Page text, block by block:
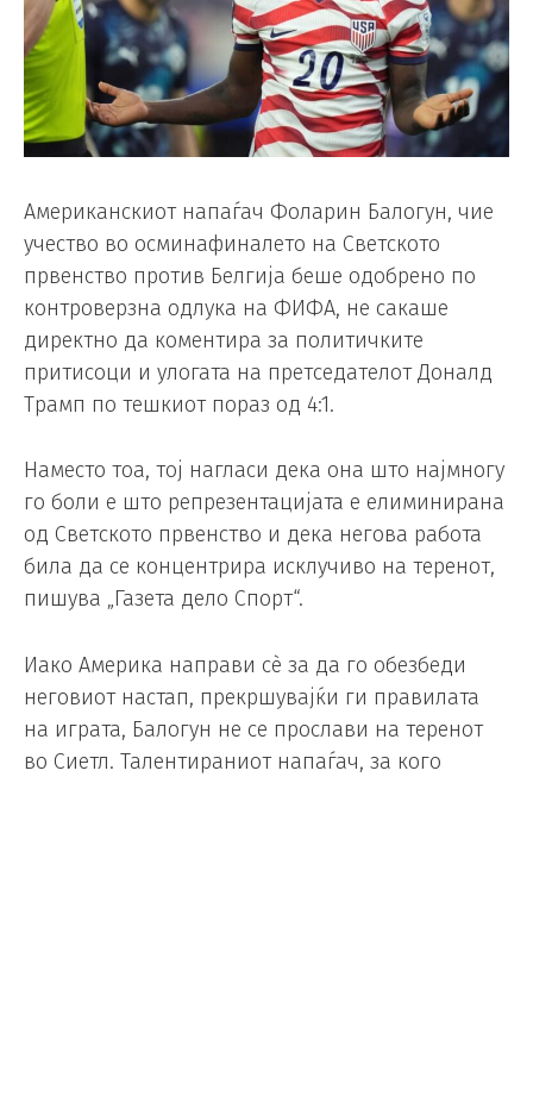
Американскиот напаѓач Фоларин Балогун, чие
учество во осминафиналето на Светското
првенство против Белгија беше одобрено по
контроверзна одлука на ФИФА, не сакаше
директно да коментира за политичките
притисоци и улогата на претседателот Доналд
Трамп по тешкиот пораз од 4:1.
Наместо тоа, тој нагласи дека она што најмногу
го боли е што репрезентацијата е елиминирана
од Светското првенство и дека негова работа
била да се концентрира исклучиво на теренот,
пишува „Газета дело Спорт“.
Иако Америка направи сè за да го обезбеди
неговиот настап, прекршувајќи ги правилата
на играта, Балогун не се прослави на теренот
во Сиетл. Талентираниот напаѓач, за кого